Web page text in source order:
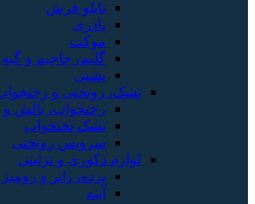
تابلو فرش
پادری
موکت
گلیم، جاجیم و گبه
پشتی
تشک، روتختی و
رختخواب، بالش و
تشک تختخواب
سرویس روتختی
لوازم دکوری و تزئینی
پرده، رانر و
آینه